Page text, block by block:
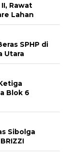
Rawat
Lahan
SPHP di
Utara
Blok 6
Sibolga